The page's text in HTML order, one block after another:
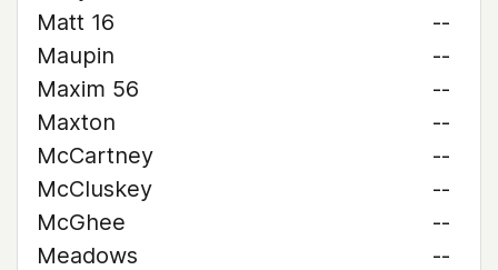
Matt 16
--
Maupin
--
Maxim 56
--
Maxton
--
McCartney
--
McCluskey
--
McGhee
--
Meadows
--